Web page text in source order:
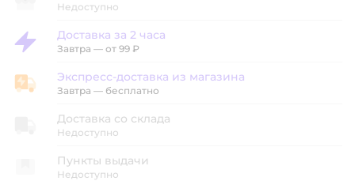
Недоступно
Доставка за 2 часа
Доставка за 2 часа
Завтра — от 99 ₽
Экспресс-доставка из магазина
Экспресс-доставка из магазина
Завтра — бесплатно
Доставка со склада
Недоступно
Пункты выдачи
Недоступно